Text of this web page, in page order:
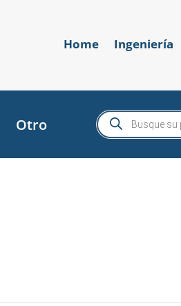
Home Ingeniería
Otro
Búsqueda
de
productos